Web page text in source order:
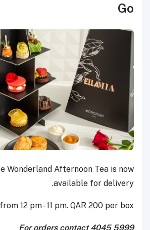
Go
Wonderland Afternoon Tea is now
available for delivery.
12 pm - 11 pm. QAR 200 per box.
For orders contact 4045 5999